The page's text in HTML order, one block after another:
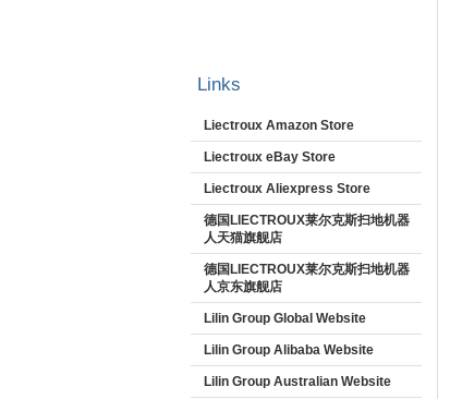
Links
Liectroux Amazon Store
Liectroux eBay Store
Liectroux Aliexpress Store
德国LIECTROUX莱尔克斯扫地机器
人天猫旗舰店
德国LIECTROUX莱尔克斯扫地机器
人京东旗舰店
Lilin Group Global Website
Lilin Group Alibaba Website
Lilin Group Australian Website